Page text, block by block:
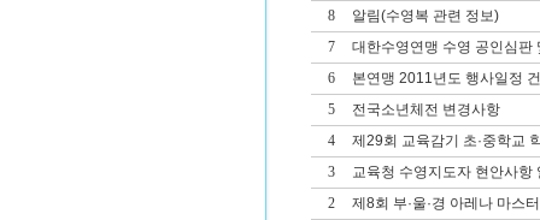
8
알림(수영복 관련 정보)
7
대한수영연맹 수영 공인심판
6
본연맹 2011년도 행사일정 건
5
전국소년체전 변경사항
4
제29회 교육감기 초·중학교
3
교육청 수영지도자 현안사항
2
제8회 부·울·경 아레나 마스